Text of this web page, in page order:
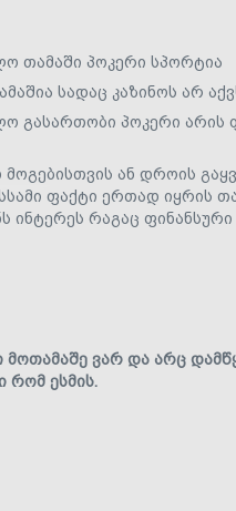
თამაში პოკერი სპორტია
სადაც კაზინოს არ
გასართობი პოკერი
ან დროის
ფაქტი ერთად იყრის
ინტერეს რაგაც
ვარ და არც
რომ ესმის.